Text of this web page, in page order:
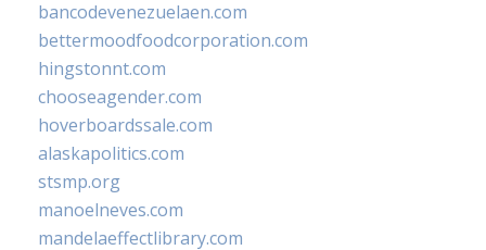
bancodevenezuelaen.com
bettermoodfoodcorporation.com
hingstonnt.com
chooseagender.com
hoverboardssale.com
alaskapolitics.com
stsmp.org
manoelneves.com
mandelaeffectlibrary.com